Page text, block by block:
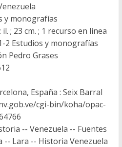
y monografías
il. ; 23 cm. ; 1 recurso en linea
2 Estudios y monografías
Pedro Grases
España : Seix Barral
cgi-bin/koha/opac-
-- Venezuela -- Fuentes
-- Lara -- Historia Venezuela